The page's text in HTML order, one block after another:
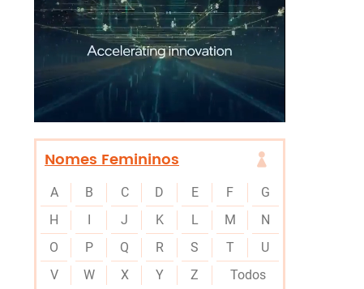
Nomes Femininos
A B C D E F
G
H
I J K L M
N
O
P Q R S T
U
V
W X Y Z Todos